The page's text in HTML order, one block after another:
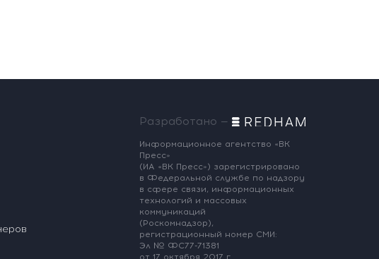
Разработано —
Информационное агентство «ВК
Пресс»
(ИА «ВК Пресс») зарегистрировано
в Федеральной службе по надзору
в сфере связи, информационных
технологий и массовых
коммуникаций
(Роскомнадзор),
регистрационный номер СМИ:
Эл № ФС77-71381
от 17 октября 2017 г.